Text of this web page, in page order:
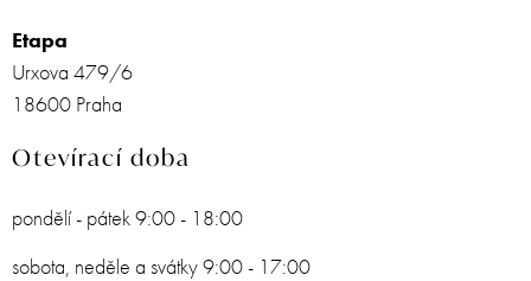
Etapa
Urxova 479/6
18600 Praha
Otevírací doba
pondělí - pátek 9:00 - 18:00
sobota, neděle a svátky 9:00 - 17:00